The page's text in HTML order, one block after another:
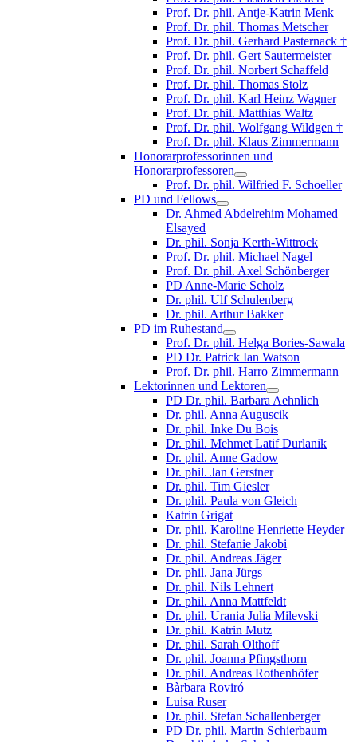
Prof. Dr. phil. Antje-Katrin Menk
Prof. Dr. phil. Thomas Metscher
Prof. Dr. phil. Gerhard Pasternack †
Prof. Dr. phil. Gert Sautermeister
Prof. Dr. phil. Norbert Schaffeld
Prof. Dr. phil. Thomas Stolz
Prof. Dr. phil. Karl Heinz Wagner
Prof. Dr. phil. Matthias Waltz
Prof. Dr. phil. Wolfgang Wildgen †
Prof. Dr. phil. Klaus Zimmermann
Honorarprofessorinnen und
Honorarprofessoren
Prof. Dr. phil. Wilfried F. Schoeller
PD und Fellows
Dr. Ahmed Abdelrehim Mohamed
Elsayed
Dr. phil. Sonja Kerth-Wittrock
Prof. Dr. phil. Michael Nagel
Prof. Dr. phil. Axel Schönberger
PD Anne-Marie Scholz
Dr. phil. Ulf Schulenberg
Dr. phil. Arthur Bakker
PD im Ruhestand
Prof. Dr. phil. Helga Bories-Sawala
PD Dr. Patrick Ian Watson
Prof. Dr. phil. Harro Zimmermann
Lektorinnen und Lektoren
PD Dr. phil. Barbara Aehnlich
Dr. phil. Anna Auguscik
Dr. phil. Inke Du Bois
Dr. phil. Mehmet Latif Durlanik
Dr. phil. Anne Gadow
Dr. phil. Jan Gerstner
Dr. phil. Tim Giesler
Dr. phil. Paula von Gleich
Katrin Grigat
Dr. phil. Karoline Henriette Heyder
Dr. phil. Stefanie Jakobi
Dr. phil. Andreas Jäger
Dr. phil. Jana Jürgs
Dr. phil. Nils Lehnert
Dr. phil. Anna Mattfeldt
Dr. phil. Urania Julia Milevski
Dr. phil. Katrin Mutz
Dr. phil. Sarah Olthoff
Dr. phil. Joanna Pfingsthorn
Dr. phil. Andreas Rothenhöfer
Bàrbara Roviró
Luisa Ruser
Dr. phil. Stefan Schallenberger
PD Dr. phil. Martin Schierbaum